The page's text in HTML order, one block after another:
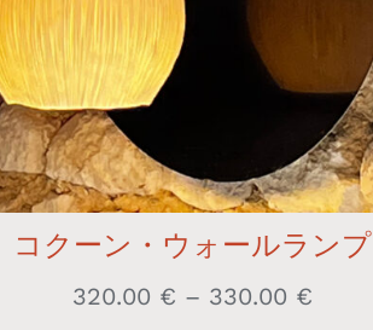
コクーン・ウォールランプ
320.00 € – 330.00 €価